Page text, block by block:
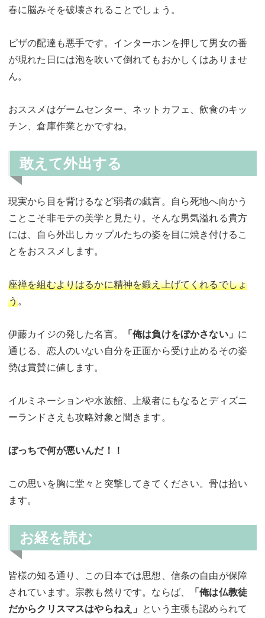
春に脳みそを破壊されることでしょう。
ピザの配達も悪手です。インターホンを押して男女の番
が現れた日には泡を吹いて倒れてもおかしくはありませ
ん。
おススメはゲームセンター、ネットカフェ、飲食のキッ
チン、倉庫作業とかですね。
敢えて外出する
現実から目を背けるなど弱者の戯言。自ら死地へ向かう
ことこそ非モテの美学と見たり。そんな男気溢れる貴方
には、自ら外出しカップルたちの姿を目に焼き付けるこ
とをおススメします。
座禅を組むよりはるかに精神を鍛え上げてくれるでしょ
う。
伊藤カイジの発した名言。 「俺は負けをぼかさない」 に
通じる、恋人のいない自分を正面から受け止めるその姿
勢は賞賛に値します。
イルミネーションや水族館、上級者にもなるとディズニ
ーランドさえも攻略対象と聞きます。
ぼっちで何が悪いんだ！！
この思いを胸に堂々と突撃してきてください。骨は拾い
ます。
お経を読む
皆様の知る通り、この日本では思想、信条の自由が保障
されています。宗教も然りです。ならば、
「俺は仏教徒
だからクリスマスはやらねえ」 という主張も認められて